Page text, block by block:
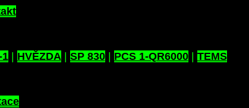
1| HVĚZDA| SP 830| PCS 1-QR6000| TEMS